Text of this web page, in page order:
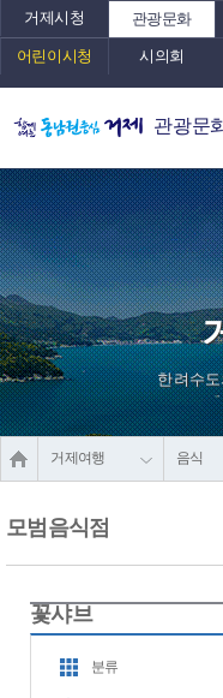
거제시청 관광문화
어린이시청 시의회
관광문
한려수
거제여행 음식
모범음식점
꽃샤브
분류